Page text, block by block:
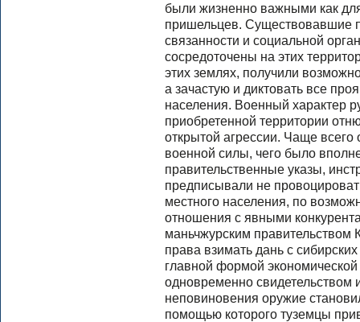
были жизненно важными как
пришельцев. Существовавшие
связанности и социальной
сосредоточены на этих
этих землях, получили
а зачастую и диктовать все
населения. Военный характер
приобретенной территории
открытой агрессии. Чаще
военной силы, чего было
правительственные указы,
предписывали не
местного населения, по
отношения с явными
маньчжурским правительством
права взимать дань с
главной формой
одновременно свидетельством
неповиновения оружие
помощью которого туземцы